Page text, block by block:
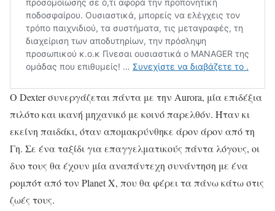
Ο Dexter συνεργάζεται πάντα με την Aurora, μία επιδέξια
πιλότο και ικανή μηχανικό με κοινό παρελθόν. Ήταν κι
εκείνη παιδάκι, όταν απομακρύνθηκε άρον άρον από τη
Γη. Σε ένα ταξίδι για επαγγελματικούς πάντα λόγους, οι
δυο τους θα έχουν μία αναπάντεχη συνάντηση με ένα
ρομπότ από τον Planet X, που θα φέρει τα πάνω κάτω στις
ζωές τους.